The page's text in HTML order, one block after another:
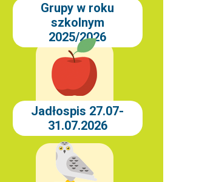
Grupy w roku
szkolnym
2025/2026
Jadłospis 27.07-
31.07.2026